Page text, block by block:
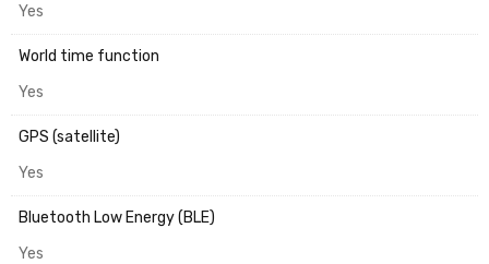
Yes
World time function
Yes
GPS (satellite)
Yes
Bluetooth Low Energy (BLE)
Yes